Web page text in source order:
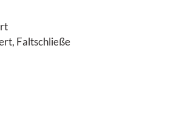
Faltschließe